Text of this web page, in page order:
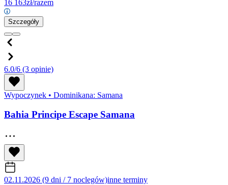
16 163zł/razem
Szczegóły
6.0/6 (3 opinie)
Wypoczynek • Dominikana: Samana
Bahia Principe Escape Samana
02.11.2026 (9 dni / 7 noclegów)inne terminy